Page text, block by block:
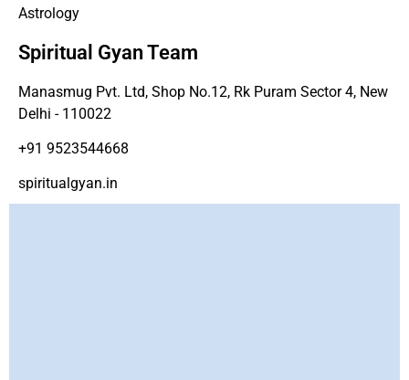
Astrology
Spiritual Gyan Team
Manasmug Pvt. Ltd, Shop No.12, Rk Puram Sector 4, New
Delhi - 110022
+91 9523544668
spiritualgyan.in